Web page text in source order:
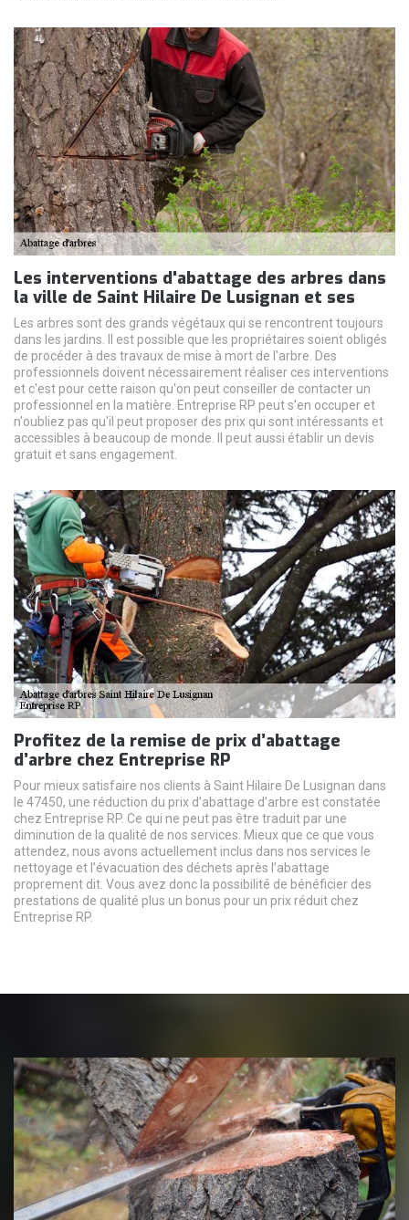
Les interventions d'abattage des arbres dans
la ville de Saint Hilaire De Lusignan et ses
Les arbres sont des grands végétaux qui se rencontrent toujours
dans les jardins. Il est possible que les propriétaires soient obligés
de procéder à des travaux de mise à mort de l'arbre. Des
professionnels doivent nécessairement réaliser ces interventions
et c'est pour cette raison qu'on peut conseiller de contacter un
professionnel en la matière. Entreprise RP peut s'en occuper et
n'oubliez pas qu'il peut proposer des prix qui sont intéressants et
accessibles à beaucoup de monde. Il peut aussi établir un devis
gratuit et sans engagement.
Profitez de la remise de prix d’abattage
d’arbre chez Entreprise RP
Pour mieux satisfaire nos clients à Saint Hilaire De Lusignan dans
le 47450, une réduction du prix d’abattage d’arbre est constatée
chez Entreprise RP. Ce qui ne peut pas être traduit par une
diminution de la qualité de nos services. Mieux que ce que vous
attendez, nous avons actuellement inclus dans nos services le
nettoyage et l’évacuation des déchets après l’abattage
proprement dit. Vous avez donc la possibilité de bénéficier des
prestations de qualité plus un bonus pour un prix réduit chez
Entreprise RP.